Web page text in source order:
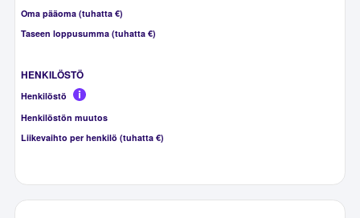
Oma pääoma (tuhatta €)
Taseen loppusumma (tuhatta €)
HENKILÖSTÖ
Henkilöstö
Henkilöstön muutos
Liikevaihto per henkilö (tuhatta €)